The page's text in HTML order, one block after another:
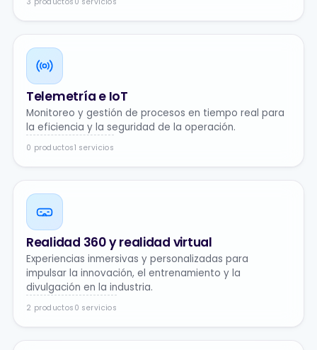
Telemetría e IoT
Monitoreo y gestión de procesos en tiempo real para
la eficiencia y la seguridad de la operación.
0 productos1 servicios
Realidad 360 y realidad virtual
Experiencias inmersivas y personalizadas para
impulsar la innovación, el entrenamiento y la
divulgación en la industria.
2 productos 0 servicios